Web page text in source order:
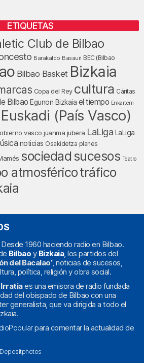
ETIQUETAS
Club de Bilbao
Barakaldo Basauri BEC (Bilbao
Bilbao Basket Bizkaia
Copa del Rey cultura Cáritas
Bilbao Egunon Bizkaia el tiempo Enkarterri
Euskadi (País Vasco)
vasco juanma jubera LaLiga LaLiga
noticias Osakidetza planes
sociedad sucesos Teatro
atmosféricotráfico
Desde 1960 haciendo radio en Bilbao.
Bilbao y Bizkaia, los partidos del
del Bacalao’, noticias de sucesos,
política, religión y obra social.
Irratiaes una emisora de radio fundada
del obispado de Bilbao con una
generalista, que va dirigida a todo el
para comentar la actualidad de
Depositphotos